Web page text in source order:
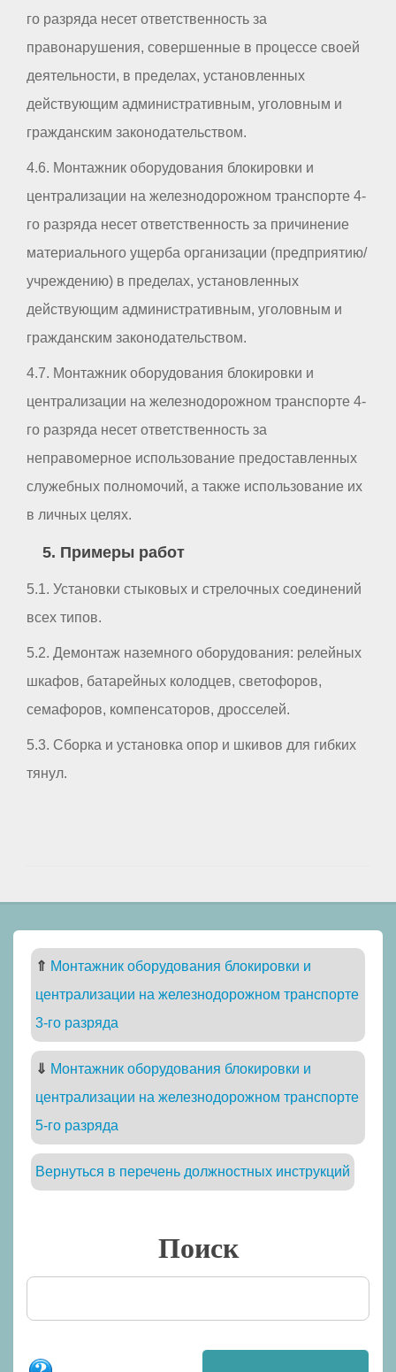
го разряда несет ответственность за
правонарушения, совершенные в процессе своей
деятельности, в пределах, установленных
действующим административным, уголовным и
гражданским законодательством.
4.6. Монтажник оборудования блокировки и
централизации на железнодорожном транспорте 4-
го разряда несет ответственность за причинение
материального ущерба организации (предприятию/
учреждению) в пределах, установленных
действующим административным, уголовным и
гражданским законодательством.
4.7. Монтажник оборудования блокировки и
централизации на железнодорожном транспорте 4-
го разряда несет ответственность за
неправомерное использование предоставленных
служебных полномочий, а также использование их
в личных целях.
5. Примеры работ
5.1. Установки стыковых и стрелочных соединений
всех типов.
5.2. Демонтаж наземного оборудования: релейных
шкафов, батарейных колодцев, светофоров,
семафоров, компенсаторов, дросселей.
5.3. Сборка и установка опор и шкивов для гибких
тянул.
⇑ Монтажник оборудования блокировки и
централизации на железнодорожном транспорте
3-го разряда
⇓ Монтажник оборудования блокировки и
централизации на железнодорожном транспорте
5-го разряда
Вернуться в перечень должностных инструкций
Поиск